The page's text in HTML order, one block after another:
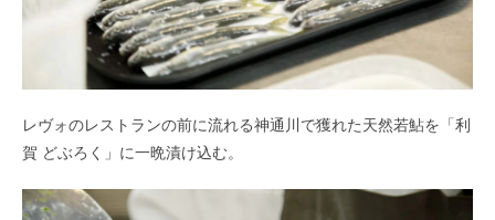
レヴォのレストランの前に流れる神通川で獲れた天然若鮎を「利
賀 どぶろく」に一晩漬け込む。